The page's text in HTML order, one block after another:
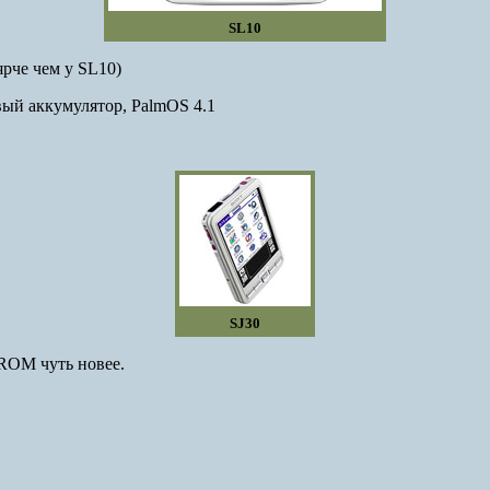
SL10
чем у SL10)
аккумулятор, PalmOS 4.1
SJ30
чуть новее.